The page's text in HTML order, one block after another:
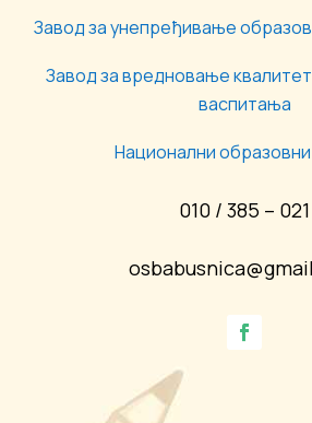
Завод за унепређивање
Завод за вредновање
васпитања
Национални
010 / 385 – 021